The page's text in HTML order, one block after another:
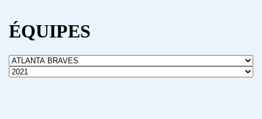
ÉQUIPES